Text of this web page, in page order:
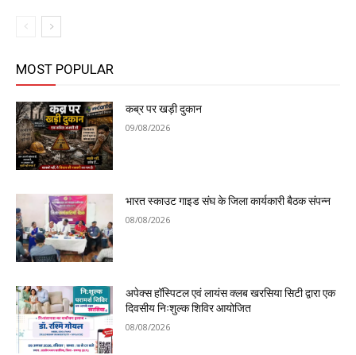
MOST POPULAR
कब्र पर खड़ी दुकान
09/08/2026
भारत स्काउट गाइड संघ के जिला कार्यकारी बैठक संपन्न
08/08/2026
अपेक्स हॉस्पिटल एवं लायंस क्लब खरसिया सिटी द्वारा एक
दिवसीय निःशुल्क शिविर आयोजित
08/08/2026